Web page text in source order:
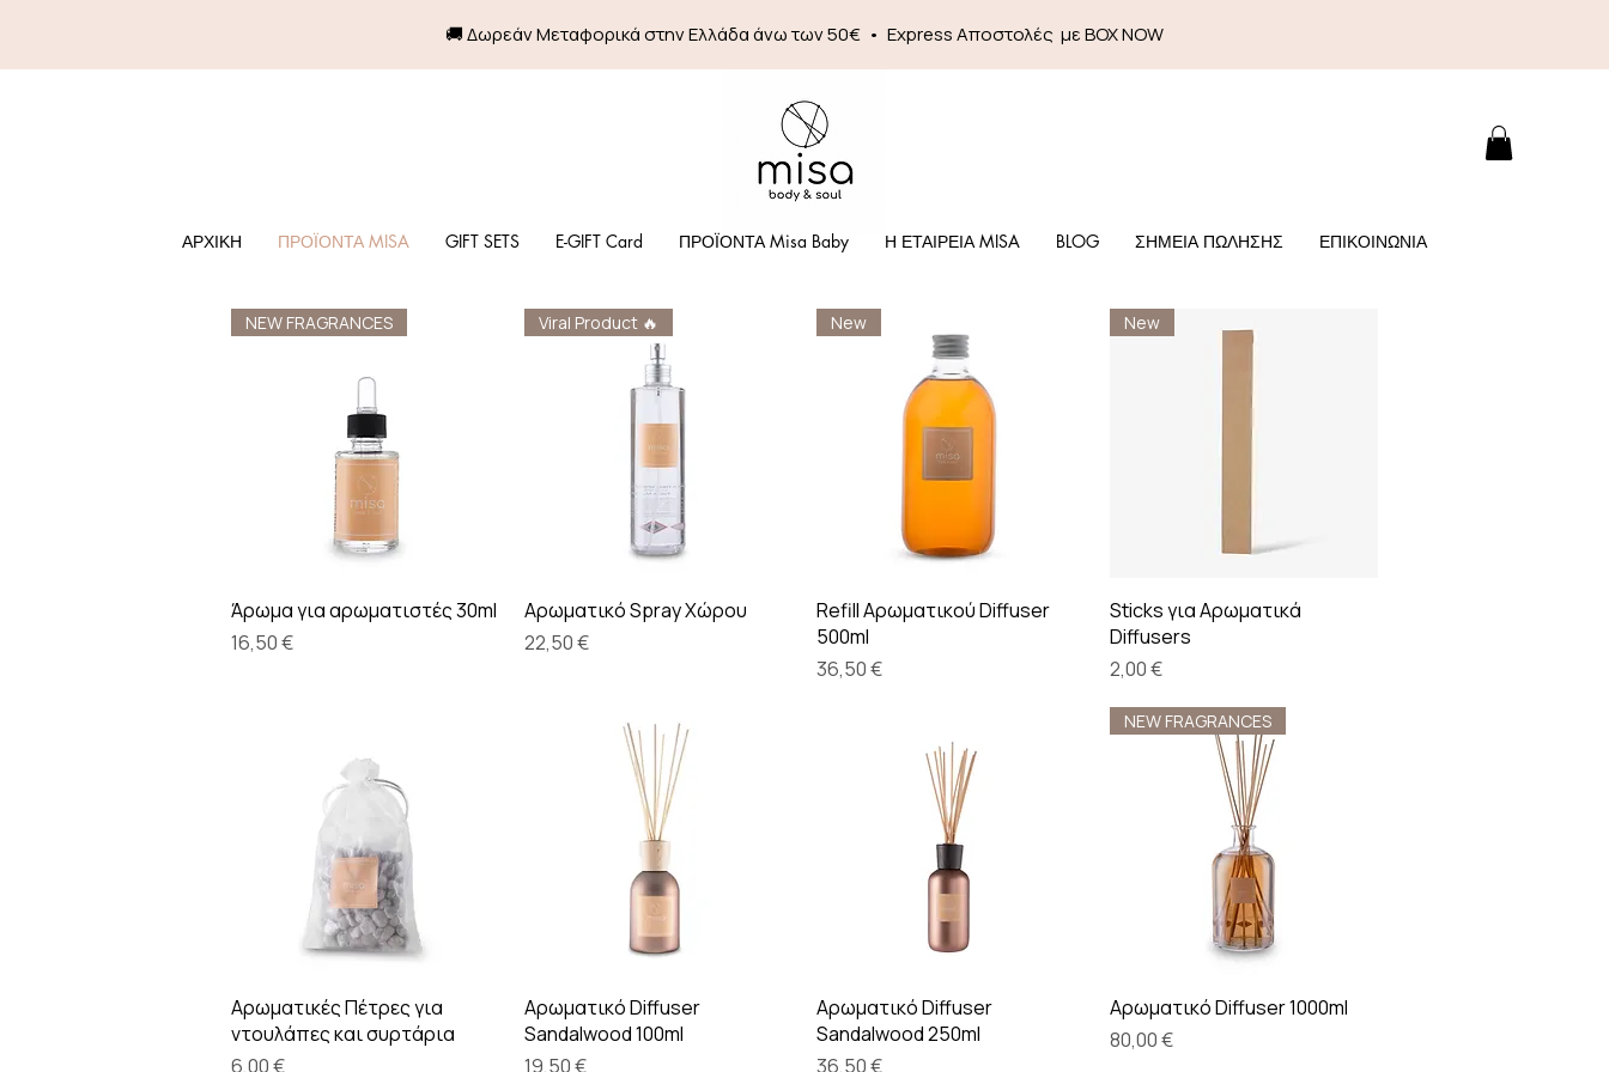
🚚 Δωρεάν Mεταφορικά στην Ελλάδα άνω των 50€ • Express Αποστολές με BOX NOW
ΑΡΧΙΚΗ ΠΡΟΪΟΝΤΑ MISA GIFT SETS E-GIFT Card ΠΡΟΪΟΝΤΑ Misa Baby Η ΕΤΑΙΡΕΙΑ MISA BLOG ΣΗΜΕΙΑ ΠΩΛΗΣΗΣ ΕΠΙΚΟΙΝΩΝΙΑ
Γρήγορη προβολή
NEW FRAGRANCES
Άρωμα για αρωματιστές 30ml
Τιμή
16,50 €
Γρήγορη προβολή
Viral Product 🔥
Αρωματικό Spray Χώρου
Τιμή
22,50 €
Γρήγορη προβολή
New
Refill Αρωματικού Diffuser
500ml
Τιμή
36,50 €
Γρήγορη προβολή
New
Sticks για Αρωματικά
Diffusers
Τιμή
2,00 €
Γρήγορη προβολή
Αρωματικές Πέτρες για
ντουλάπες και συρτάρια
Τιμή
6,00 €
Γρήγορη προβολή
Αρωματικό Diffuser
Sandalwood 100ml
Τιμή
19,50 €
Γρήγορη προβολή
Αρωματικό Diffuser
Sandalwood 250ml
Τιμή
36,50 €
Γρήγορη προβολή
NEW FRAGRANCES
Αρωματικό Diffuser 1000ml
Τιμή
80,00 €